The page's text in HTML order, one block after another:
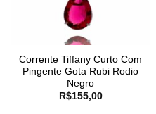
Corrente Tiffany Curto Com
Pingente Gota Rubi Rodio
Negro
R$155,00